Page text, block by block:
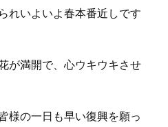
れいよいよ春本番近しです
が満開で、心ウキウキさせ
様の一日も早い復興を願っ